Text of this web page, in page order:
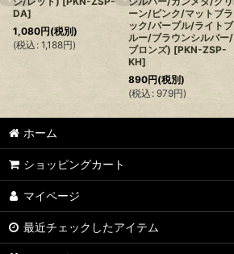
DA]
1,080円(税別)
(税込 : 1,188円)
ーン/ピンク/マットブラ
ック/パープル/ライトブ
ルー/ブラウンシルバー/
ブロンズ) [PKN-ZSP-
KH]
890円(税別)
(税込 : 979円)
ホーム
ショッピングカート
マイページ
最近チェックしたアイテム